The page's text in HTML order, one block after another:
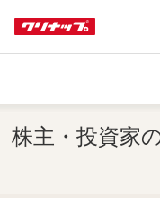
株主・投資家